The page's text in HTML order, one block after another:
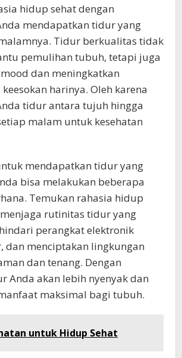
hidup sehat dengan
mendapatkan tidur yang
Tidur berkualitas tidak
pemulihan tubuh, tetapi juga
dan meningkatkan
harinya. Oleh karena
tidur antara tujuh hingga
malam untuk kesehatan
mendapatkan tidur yang
bisa melakukan beberapa
Temukan rahasia hidup
rutinitas tidur yang
perangkat elektronik
dan menciptakan lingkungan
dan tenang. Dengan
Anda akan lebih nyenyak dan
maksimal bagi tubuh.
untuk Hidup Sehat